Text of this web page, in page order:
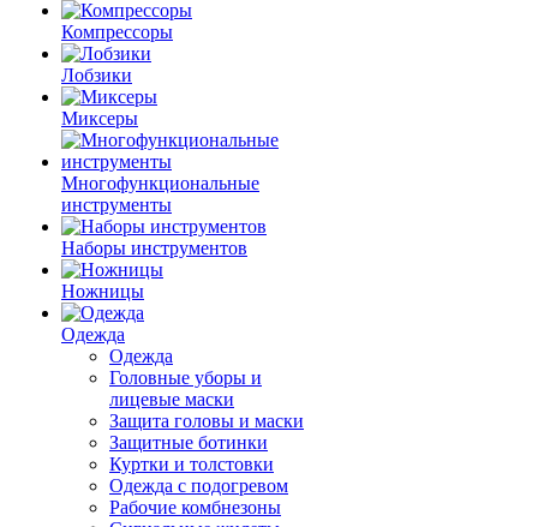
Компрессоры
Лобзики
Миксеры
Многофункциональные
инструменты
Наборы инструментов
Ножницы
Одежда
Одежда
Головные уборы и
лицевые маски
Защита головы и маски
Защитные ботинки
Куртки и толстовки
Одежда с подогревом
Рабочие комбнезоны